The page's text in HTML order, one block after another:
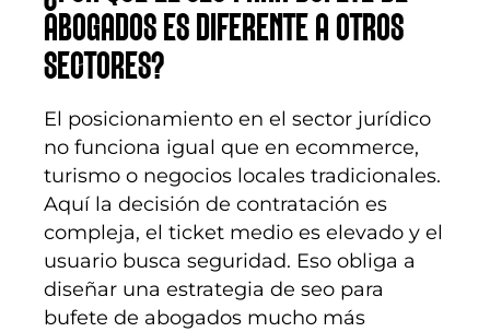
ABOGADOS ES DIFERENTE A OTROS
SECTORES?
El posicionamiento en el sector jurídico
no funciona igual que en ecommerce,
turismo o negocios locales tradicionales.
Aquí la decisión de contratación es
compleja, el ticket medio es elevado y el
usuario busca seguridad. Eso obliga a
diseñar una estrategia de seo para
bufete de abogados mucho más